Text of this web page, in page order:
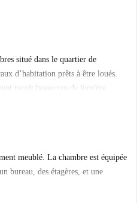
situé dans le quartier de
d’habitation prêts à être loués.
reçoit beaucoup de lumière
m², tout y est grand: la cuisine
pour les étudiants. Sur
minutes à pied des magnifiques
meublé. La chambre est équipée
bureau, des étagères, et une